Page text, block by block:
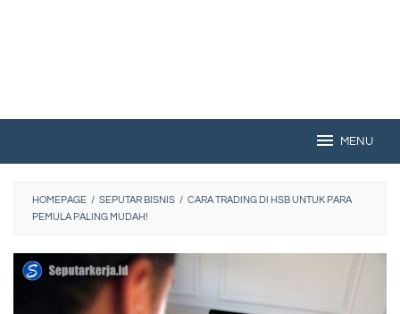
MENU
HOMEPAGE / SEPUTAR BISNIS / CARA TRADING DI HSB UNTUK PARA
PEMULA PALING MUDAH!